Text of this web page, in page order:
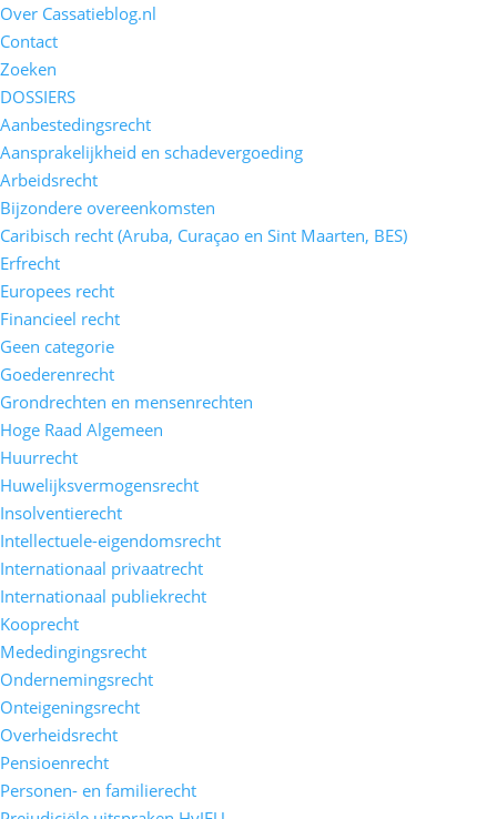
Over Cassatieblog.nl
Contact
Zoeken
DOSSIERS
Aanbestedingsrecht
Aansprakelijkheid en schadevergoeding
Arbeidsrecht
Bijzondere overeenkomsten
Caribisch recht (Aruba, Curaçao en Sint Maarten, BES)
Erfrecht
Europees recht
Financieel recht
Geen categorie
Goederenrecht
Grondrechten en mensenrechten
Hoge Raad Algemeen
Huurrecht
Huwelijksvermogensrecht
Insolventierecht
Intellectuele-eigendomsrecht
Internationaal privaatrecht
Internationaal publiekrecht
Kooprecht
Mededingingsrecht
Ondernemingsrecht
Onteigeningsrecht
Overheidsrecht
Pensioenrecht
Personen- en familierecht